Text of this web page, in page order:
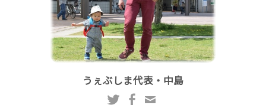
うぇぶしま代表・中島